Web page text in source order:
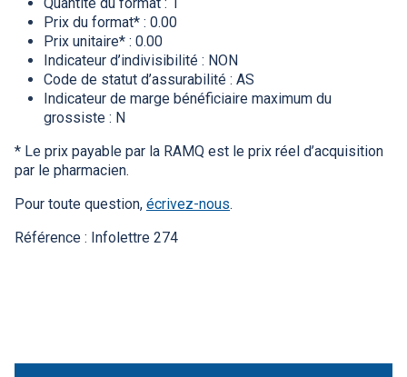
Prix du format* : 0.00
Prix unitaire* : 0.00
Indicateur d’indivisibilité : NON
Code de statut d’assurabilité : AS
Indicateur de marge bénéficiaire maximum du
grossiste : N
* Le prix payable par la RAMQ est le prix réel d’acquisition
par le pharmacien.
Pour toute question, écrivez-nous.
Référence : Infolettre 274